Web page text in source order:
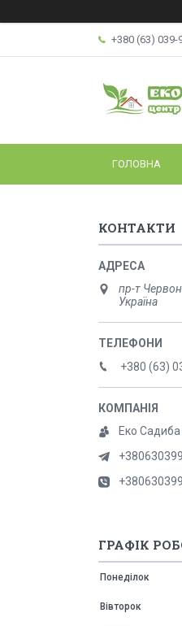
+380 (63) 039-
ГОЛОВНА
КОНТАКТИ
пр-т
Україна
+380 (63)
Еко Садиба
ГРАФІК
Понеділок
Вівторок